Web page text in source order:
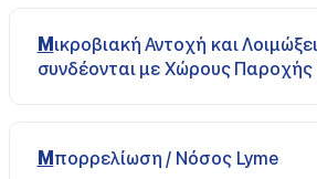
Μικροβιακή Αντοχή και Λοιμώξεις που
συνδέονται με Χώρους Παροχής
Μπορρελίωση / Νόσος Lyme